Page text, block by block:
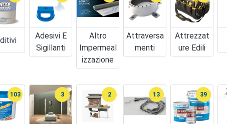
Adesivi E
Sigillanti
Altro
Impermeal
Izzazione
Attraversa
Menti
Attrezzat
Ure Edili
103 3 2 13 39